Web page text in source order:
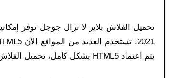
يتم اعتماد HTML5 بشكل كامل، تحميل الفلاش بلاير وتتمكن جميع المواقع من الاستفادة من إمكانياته بالكامل.